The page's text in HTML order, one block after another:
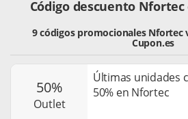
Código descuento Nfortec
9 códigos promocionales
Cupon.es
50%
outlet
Últimas unidades
50% en Nfortec